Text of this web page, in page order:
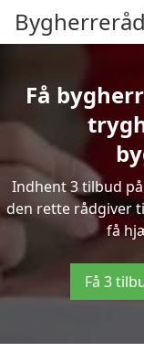
Få
Indhent 3 tilbud
den rette rådgiver
få
Få 3